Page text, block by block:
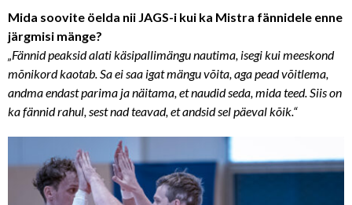
Mida soovite öelda nii JAGS-i kui ka Mistra fännidele enne
järgmisi mänge?
„Fännid peaksid alati käsipallimängu nautima, isegi kui meeskond
mõnikord kaotab. Sa ei saa igat mängu võita, aga pead võitlema,
andma endast parima ja näitama, et naudid seda, mida teed. Siis on
ka fännid rahul, sest nad teavad, et andsid sel päeval kõik.“